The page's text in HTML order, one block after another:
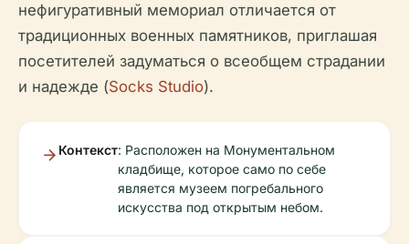
нефигуративный мемориал отличается от
традиционных военных памятников, приглашая
посетителей задуматься о всеобщем страдании
и надежде (Socks Studio).
Контекст: Расположен на Монументальном
кладбище, которое само по себе
является музеем погребального
искусства под открытым небом.